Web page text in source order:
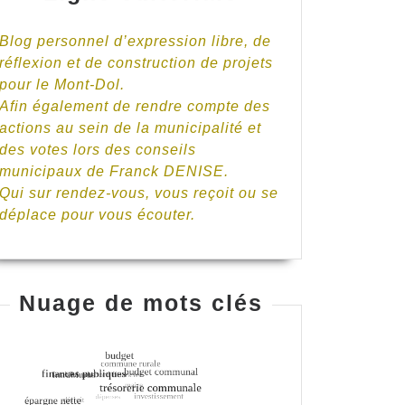
Blog personnel d’expression libre, de
réflexion et de construction de projets
pour le Mont-Dol.
Afin également de rendre compte des
actions au sein de la municipalité et
des votes lors des conseils
municipaux de Franck DENISE.
Qui sur rendez-vous, vous reçoit ou se
déplace pour vous écouter.
Nuage de mots clés